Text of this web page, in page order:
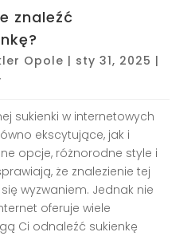
znaleźć
Opole | sty 31, 2025 |
sukienki w internetowych
ekscytujące, jak i
opcje, różnorodne style i
że znalezienie tej
wyzwaniem. Jednak nie
oferuje wiele
Ci odnaleźć sukienkę